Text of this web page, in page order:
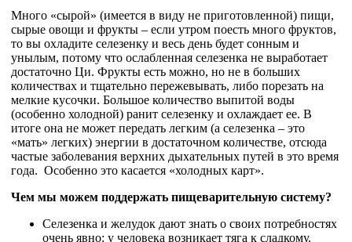
Много «сырой» (имеется в виду не приготовленной) пищи,
сырые овощи и фрукты – если утром поесть много фруктов,
то вы охладите селезенку и весь день будет сонным и
унылым, потому что ослабленная селезенка не выработает
достаточно Ци. Фрукты есть можно, но не в больших
количествах и тщательно пережевывать, либо порезать на
мелкие кусочки. Большое количество выпитой воды
(особенно холодной) ранит селезенку и охлаждает ее. В
итоге она не может передать легким (а селезенка – это
«мать» легких) энергии в достаточном количестве, отсюда
частые заболевания верхних дыхательных путей в это время
года. Особенно это касается «холодных карт».
Чем мы можем поддержать пищеварительную систему?
Селезенка и желудок дают знать о своих потребностях
очень явно: у человека возникает тяга к сладкому.